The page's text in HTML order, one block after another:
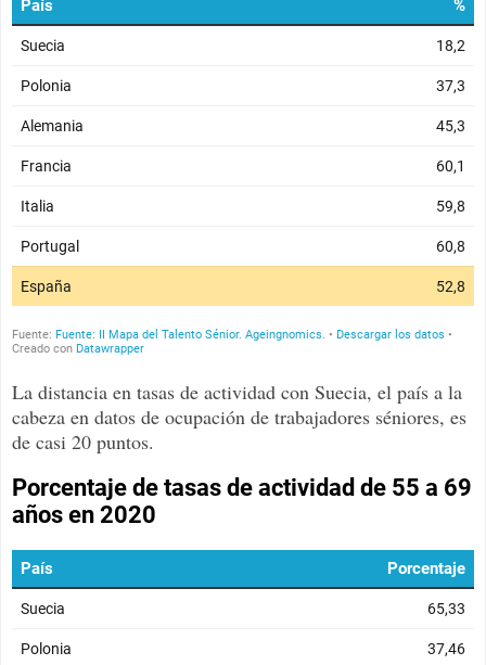
La distancia en tasas de actividad con Suecia, el país a la
cabeza en datos de ocupación de trabajadores séniores, es
de casi 20 puntos.